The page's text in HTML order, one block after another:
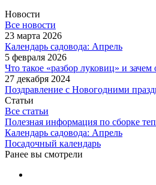
Новости
Все новости
23 марта 2026
Календарь садовода: Апрель
5 февраля 2026
Что такое «разбор луковиц» и
27 декабря 2024
Поздравление с Новогодними
Статьи
Все статьи
Полезная информация по сборке
Календарь садовода: Апрель
Посадочный календарь
Ранее вы смотрели